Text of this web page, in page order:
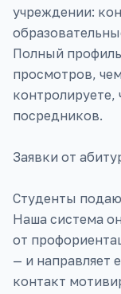
учреждении:
Полный профиль
просмотров,
контролируете,
посредников.
Заявки от
Студенты
Наша система
от
— и направляет
контакт